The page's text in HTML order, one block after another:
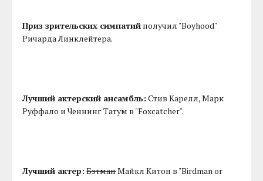
Приз зрительских симпатий получил "Boyhood"
Ричарда Линклейтера.
Лучший актерский ансамбль: Стив Карелл, Марк
Руффало и Ченнинг Татум в "Foxcatcher".
Лучший актер: БэтманМайкл Китон в "Birdman or